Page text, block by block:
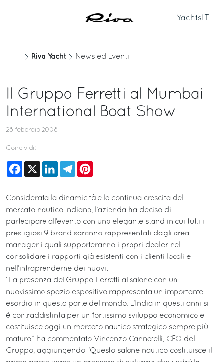
Yachts
Riva Yacht News ed Eventi
Il Gruppo Ferretti al Mumbai
International Boat Show
28 febbraio 2008
Condividi:
Facebook
X LinkedInTelegram
Considerata la dinamicità e la continua crescita del
mercato nautico indiano, l’azienda ha deciso di
partecipare all’evento con uno elegante stand in cui tutti i
prestigiosi 9 brand saranno rappresentati dagli area
manager i quali supporteranno i propri dealer nel
consolidare i rapporti già esistenti con i clienti locali e
nell’intraprenderne dei nuovi.
“La presenza del Gruppo Ferretti al salone con un
nuovissimo spazio espositivo rappresenta un importante
esordio in questa parte del mondo. L’India in questi anni si
è contraddistinta per un fortissimo sviluppo economico e
costituisce oggi un mercato nautico strategico sempre più
maturo” ha commentato Vincenzo Cannatelli, CEO del
Gruppo, aggiungendo “Questo salone nautico costituisce il